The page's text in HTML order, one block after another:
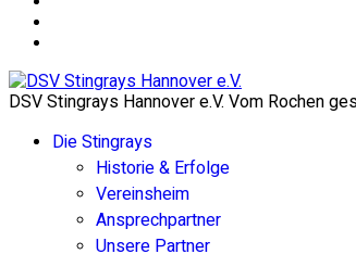
DSV Stingrays Hannover e.V. Vom Rochen
Die Stingrays
Historie & Erfolge
Vereinsheim
Ansprechpartner
Unsere Partner